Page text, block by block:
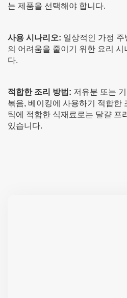
는 제품을 선택해야 합니다.
사용 시나리오: 일상적인 가정
의 어려움을 줄이기 위한 요리 시
다.
적합한 조리 방법 : 저유분 또는
볶음, 베이킹에 사용하기 적합한
틱에 적합한 식재료로는 달걀 프
있습니다.